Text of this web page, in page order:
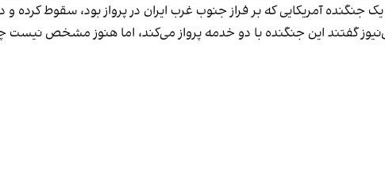
جنگنده آمریکایی که بر فراز جنوب غرب ایران در پرواز بود، سقوط
گفتند این جنگنده با دو خدمه پرواز می‌کند، اما هنوز مشخص نیست